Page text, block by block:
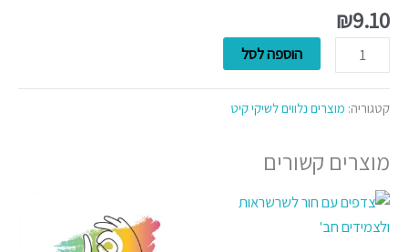
₪9.10
הוספה לסל
קטגוריה: מוצרים נלווים לשיקי קיט
מוצרים קשורים